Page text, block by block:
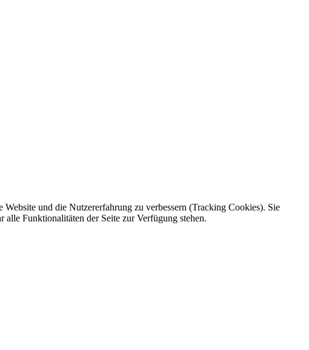
und die Nutzererfahrung zu verbessern (Tracking Cookies). Sie
alle Funktionalitäten der Seite zur Verfügung stehen.